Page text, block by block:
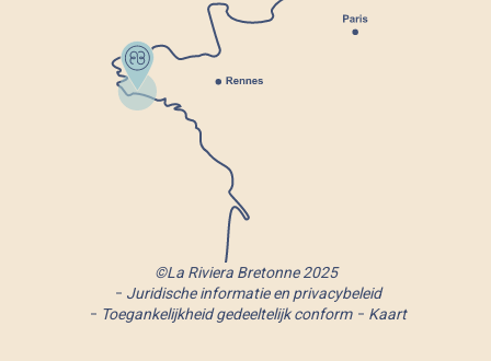
©La Riviera Bretonne 2025
Juridische informatie en privacybeleid
Toegankelijkheid gedeeltelijk conform
Kaart